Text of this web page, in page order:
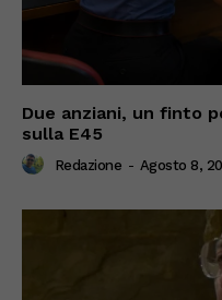
Due anziani, un finto
sulla E45
Redazione - Agosto 8,